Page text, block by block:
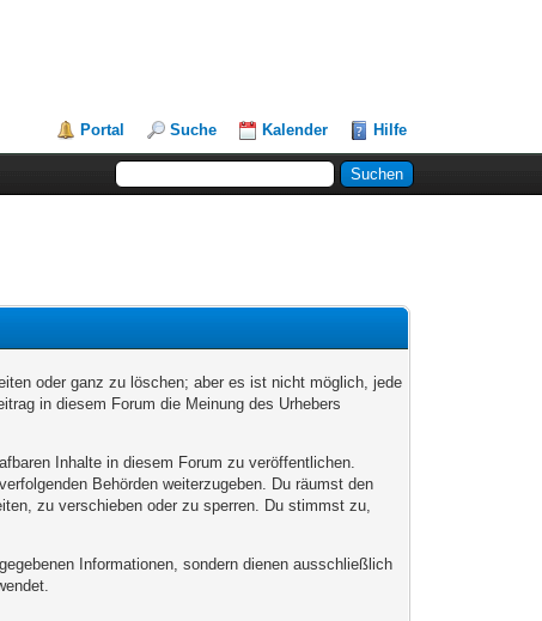
Portal Suche Kalender Hilfe
oder ganz zu löschen; aber es ist nicht möglich, jede
in diesem Forum die Meinung des Urhebers
Inhalte in diesem Forum zu veröffentlichen.
Behörden weiterzugeben. Du räumst den
zu verschieben oder zu sperren. Du stimmst zu,
Informationen, sondern dienen ausschließlich